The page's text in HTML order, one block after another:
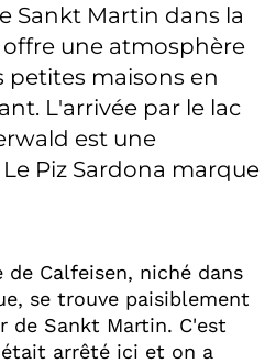
Sankt Martin dans la
offre une atmosphère
petites maisons en
L'arrivée par le lac
est une
Piz Sardona marque
Calfeisen, niché dans
se trouve paisiblement
de Sankt Martin. C'est
arrêté ici et on a